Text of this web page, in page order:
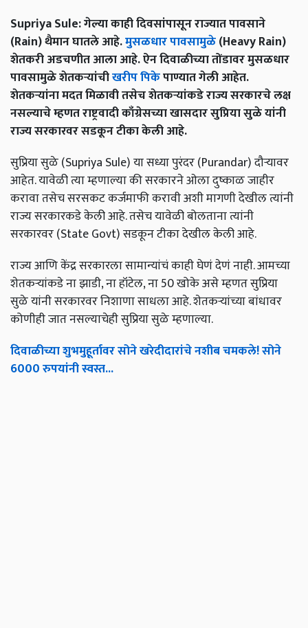
Supriya Sule: गेल्या काही दिवसांपासून राज्यात पावसाने
(Rain) थैमान घातले आहे.मुसळधार पावसामुळे(Heavy Rain)
शेतकरी अडचणीत आला आहे. ऐन दिवाळीच्या तोंडावर मुसळधार
पावसामुळे शेतकऱ्यांचीखरीप पिकेपाण्यात गेली आहेत.
शेतकऱ्यांना मदत मिळावी तसेच शेतकऱ्यांकडे राज्य सरकारचे लक्ष
नसल्याचे म्हणत राष्ट्रवादी काँग्रेसच्या खासदार सुप्रिया सुळे यांनी
राज्य सरकारवर सडकून टीका केली आहे.
सुप्रिया सुळे (Supriya Sule) या सध्या पुरंदर (Purandar) दौऱ्यावर
आहेत. यावेळी त्या म्हणाल्या की सरकारने ओला दुष्काळ जाहीर
करावा तसेच सरसकट कर्जमाफी करावी अशी मागणी देखील त्यांनी
राज्य सरकारकडे केली आहे. तसेच यावेळी बोलताना त्यांनी
सरकारवर (State Govt) सडकून टीका देखील केली आहे.
राज्य आणि केंद्र सरकारला सामान्यांचं काही घेणं देणं नाही. आमच्या
शेतकऱ्यांकडे ना झाडी, ना हॉटेल, ना 50 खोके असे म्हणत सुप्रिया
सुळे यांनी सरकारवर निशाणा साधला आहे. शेतकऱ्यांच्या बांधावर
कोणीही जात नसल्याचेही सुप्रिया सुळे म्हणाल्या.
दिवाळीच्या शुभमुहूर्तावर सोने खरेदीदारांचे नशीब चमकले! सोने
6000 रुपयांनी स्वस्त...